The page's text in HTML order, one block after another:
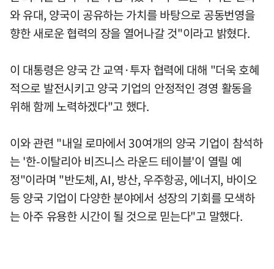
와 유대, 양국이 공유하는 가치를 바탕으로 공동번영을
향한 새로운 협력의 장을 열어나갈 것"이라고 밝혔다.
이 대통령은 양국 간 교역·투자 협력에 대해 "더욱 호혜
적으로 발전시키고 양국 기업의 안정적인 경영 활동을
위해 함께 노력하겠다"고 했다.
이와 관련 "내일 로마에서 30여개의 양국 기업이 참석하
는 '한-이탈리아 비즈니스 라운드 테이블'이 열릴 예
정"이라며 "반도체, AI, 방산, 우주항공, 에너지, 바이오
등 양국 기업이 다양한 분야에서 성장의 기회를 모색하
는 아주 유용한 시간이 될 것으로 믿는다"고 말했다.